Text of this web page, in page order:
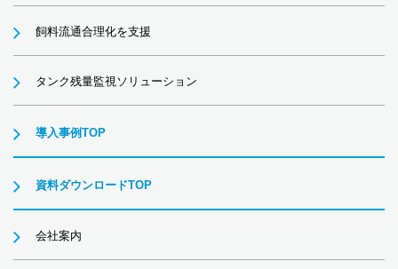
飼料流通合理化を支援
タンク残量監視ソリューション
導入事例TOP
資料ダウンロードTOP
会社案内